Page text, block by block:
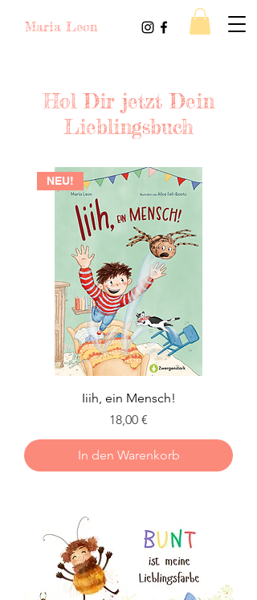
Maria Leon
Hol Dir jetzt Dein
Lieblingsbuch
NEU!
Iiih, ein Mensch!
Preis
18,00 €
In den Warenkorb